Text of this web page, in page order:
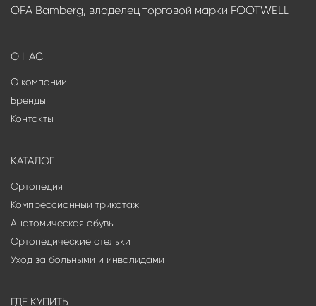
OFA Bamberg, владелец торговой марки FOOTWELL
О НАС
О компании
Бренды
Контакты
КАТАЛОГ
Ортопедия
Компрессионный трикотаж
Анатомическая обувь
Ортопедические стельки
Уход за больными и инвалидами
ГДЕ КУПИТЬ